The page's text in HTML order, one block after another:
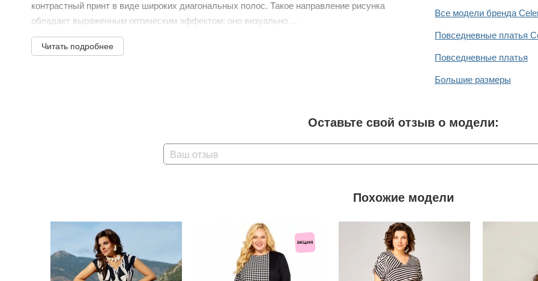
контрастный принт в виде широких диагональных полос. Такое направление рисунка
обладает выраженным оптическим эффектом: оно визуально ...
Читать подробнее
Все модели бренда
Повседневные платья
Повседневные платья
Большие размеры
Оставьте свой отзыв о модели:
Ваш отзыв
Похожие модели